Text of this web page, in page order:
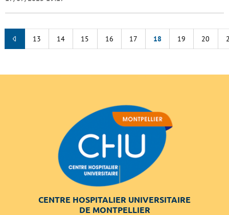
13 14 15 16 17 18 19 20
CENTRE HOSPITALIER UNIVERSITAIRE
DE MONTPELLIER